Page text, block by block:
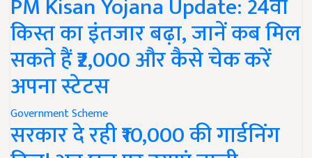
किस्त का इंतजार बढ़ा, जानें कब मिल
सकते हैं ₹2,000 और कैसे चेक करें
अपना स्टेटस
Government Scheme
सरकार दे रही ₹10,000 की गार्डनिंग